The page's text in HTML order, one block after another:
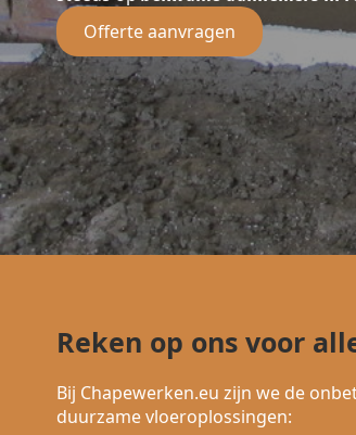
Offerte aanvragen
Reken op ons voor
Bij Chapewerken.eu zijn we de
duurzame vloeroplossingen: